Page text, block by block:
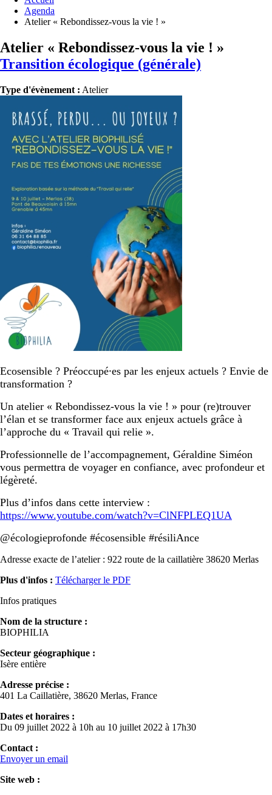
Agenda
Atelier « Rebondissez-vous la vie ! »
Atelier « Rebondissez-vous la vie ! »
Transition écologique (générale)
Type d'évènement : Atelier
Ecosensible ? Préoccupé⸱es par les enjeux actuels ? Envie de
transformation ?
Un atelier « Rebondissez-vous la vie ! » pour (re)trouver
l’élan et se transformer face aux enjeux actuels grâce à
l’approche du « Travail qui relie ».
Professionnelle de l’accompagnement, Géraldine Siméon
vous permettra de voyager en confiance, avec profondeur et
légèreté.
Plus d’infos dans cette interview :
https://www.youtube.com/watch?v=ClNFPLEQ1UA
@écologieprofonde #écosensible #résiliAnce
Adresse exacte de l’atelier : 922 route de la caillatière 38620 Merlas
Plus d'infos : Télécharger le PDF
Infos pratiques
Nom de la structure :
BIOPHILIA
Secteur géographique :
Isère entière
Adresse précise :
401 La Caillatière, 38620 Merlas, France
Dates et horaires :
Du 09 juillet 2022 à 10h au 10 juillet 2022 à 17h30
Contact :
Envoyer un email
Site web :